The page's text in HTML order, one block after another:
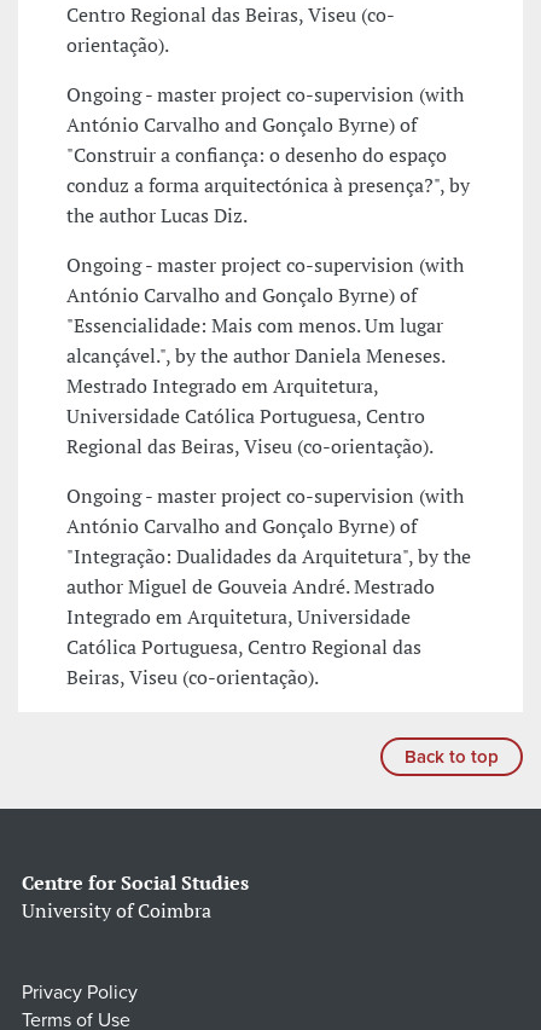
Centro Regional das Beiras, Viseu (co-
orientação).
Ongoing - master project co-supervision (with
António Carvalho and Gonçalo Byrne) of
"Construir a confiança: o desenho do espaço
conduz a forma arquitectónica à presença?", by
the author Lucas Diz.
Ongoing - master project co-supervision (with
António Carvalho and Gonçalo Byrne) of
"Essencialidade: Mais com menos. Um lugar
alcançável.", by the author Daniela Meneses.
Mestrado Integrado em Arquitetura,
Universidade Católica Portuguesa, Centro
Regional das Beiras, Viseu (co-orientação).
Ongoing - master project co-supervision (with
António Carvalho and Gonçalo Byrne) of
"Integração: Dualidades da Arquitetura", by the
author Miguel de Gouveia André. Mestrado
Integrado em Arquitetura, Universidade
Católica Portuguesa, Centro Regional das
Beiras, Viseu (co-orientação).
Back to top
Centre for Social Studies
University of Coimbra
Privacy Policy
Terms of Use